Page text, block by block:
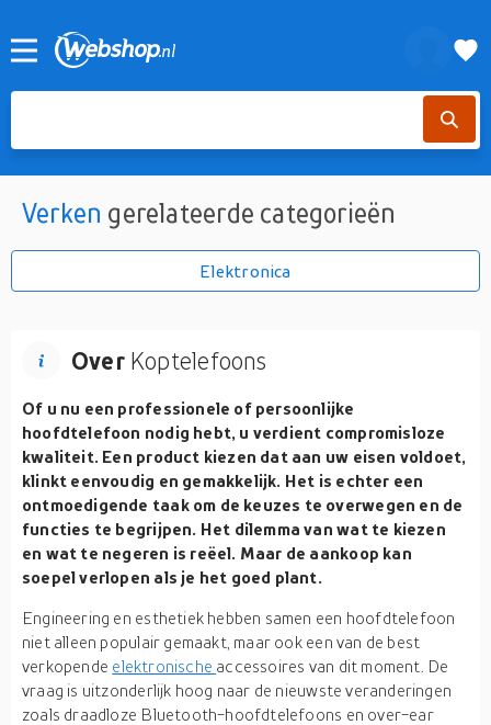
Verken gerelateerde categorieën
Elektronica
OverKoptelefoons
Of u nu een professionele of persoonlijke
hoofdtelefoon nodig hebt, u verdient compromisloze
kwaliteit. Een product kiezen dat aan uw eisen voldoet,
klinkt eenvoudig en gemakkelijk. Het is echter een
ontmoedigende taak om de keuzes te overwegen en de
functies te begrijpen. Het dilemma van wat te kiezen
en wat te negeren is reëel. Maar de aankoop kan
soepel verlopen als je het goed plant.
Engineering en esthetiek hebben samen een hoofdtelefoon
niet alleen populair gemaakt, maar ook een van de best
verkopende elektronische accessoires van dit moment. De
vraag is uitzonderlijk hoog naar de nieuwste veranderingen
zoals draadloze Bluetooth-hoofdtelefoons en over-ear